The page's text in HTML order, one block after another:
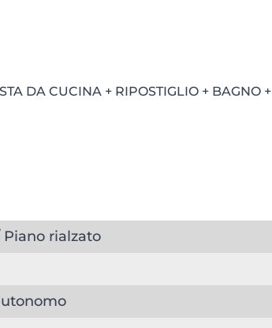
DA CUCINA + RIPOSTIGLIO + BAGNO +
Piano rialzato